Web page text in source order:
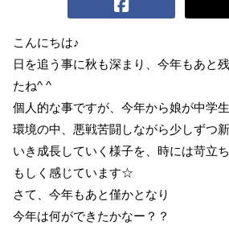
こんにちは♪
日を追う事に秋も深まり、今年もあと
たね^ ^
個人的な事ですが、今年から娘が中学
環境の中、悪戦苦闘しながら少しずつ
いき成長していく様子を、時には苛立
もしく感じています☆
さて、今年もあと僅かとなり
今年は何ができたかなー？？